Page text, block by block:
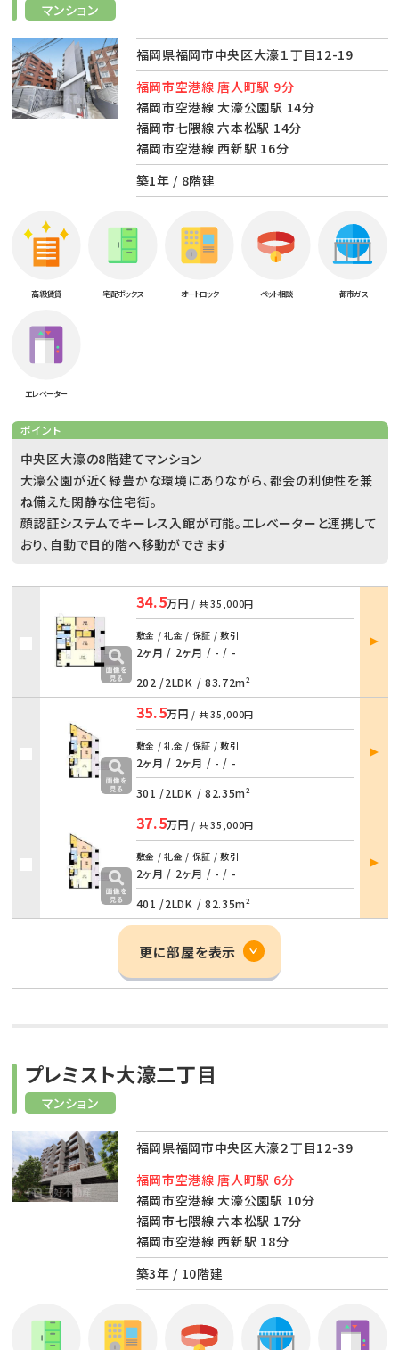
マンション
福岡県福岡市中央区大濠１丁目12-19
福岡市空港線 唐人町駅 9分
福岡市空港線 大濠公園駅 14分
福岡市七隈線 六本松駅 14分
福岡市空港線 西新駅 16分
築1年 / 8階建
高級賃貸 宅配ボックス オートロック ペット相談 都市ガス
エレベーター
ポイント
中央区大濠の8階建てマンション
大濠公園が近く緑豊かな環境にありながら、都会の利便性を兼
ね備えた閑静な住宅街。
顔認証システムでキーレス入館が可能。エレベーターと連携して
おり、自動で目的階へ移動ができます
34.5万円 / 共35,000円
敷金 / 礼金 / 保証 / 敷引
2ヶ月 / 2ヶ月 / - / -
202 /2LDK / 83.72m²
部屋
詳細
35.5万円 / 共35,000円
敷金 / 礼金 / 保証 / 敷引
2ヶ月 / 2ヶ月 / - / -
301 /2LDK / 82.35m²
部屋
詳細
37.5万円 / 共35,000円
敷金 / 礼金 / 保証 / 敷引
2ヶ月 / 2ヶ月 / - / -
401 /2LDK / 82.35m²
部屋
詳細
更に部屋を表示
マンション
プレミスト大濠二丁目
福岡県福岡市中央区大濠２丁目12-39
福岡市空港線 唐人町駅 6分
福岡市空港線 大濠公園駅 10分
福岡市七隈線 六本松駅 17分
福岡市空港線 西新駅 18分
築3年 / 10階建